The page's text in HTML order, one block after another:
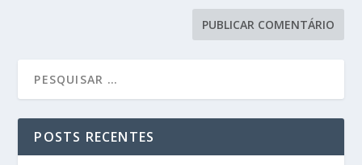
POSTS RECENTES